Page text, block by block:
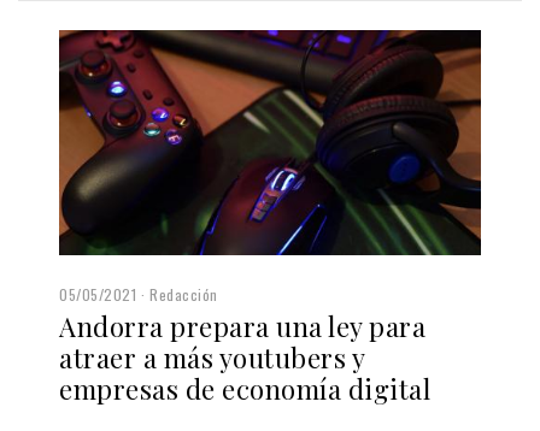
05/05/2021 Redacción
Andorra prepara una ley para
atraer a más youtubers y
empresas de economía digital